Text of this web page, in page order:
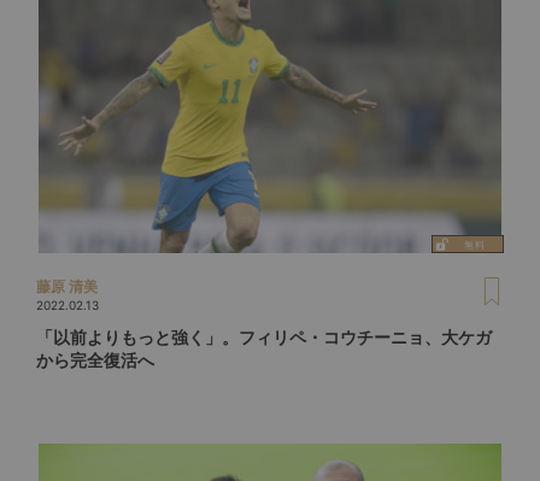
藤原 清美
2022.02.13
「以前よりもっと強く」。フィリペ・コウチーニョ、大ケガ
から完全復活へ